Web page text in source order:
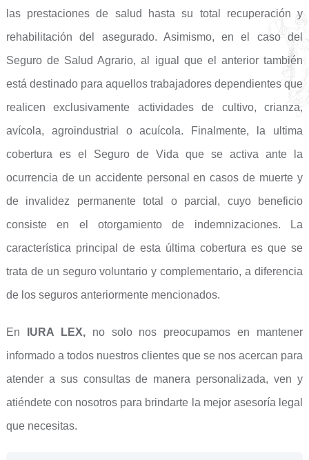
las prestaciones de salud hasta su total recuperación y
rehabilitación del asegurado. Asimismo, en el caso del
Seguro de Salud Agrario, al igual que el anterior también
está destinado para aquellos trabajadores dependientes que
realicen exclusivamente actividades de cultivo, crianza,
avícola, agroindustrial o acuícola. Finalmente, la ultima
cobertura es el Seguro de Vida que se activa ante la
ocurrencia de un accidente personal en casos de muerte y
de invalidez permanente total o parcial, cuyo beneficio
consiste en el otorgamiento de indemnizaciones. La
característica principal de esta última cobertura es que se
trata de un seguro voluntario y complementario, a diferencia
de los seguros anteriormente mencionados.
En IURA LEX,no solo nos preocupamos en mantener
informado a todos nuestros clientes que se nos acercan para
atender a sus consultas de manera personalizada, ven y
atiéndete con nosotros para brindarte la mejor asesoría legal
que necesitas.